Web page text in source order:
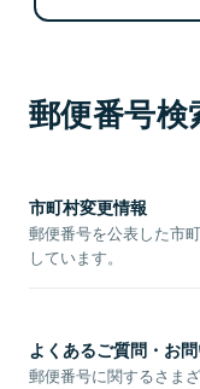
郵便番号
市町村変更情報
郵便番号を公表した市
しています。
よくあるご質問・お
郵便番号に関するさま